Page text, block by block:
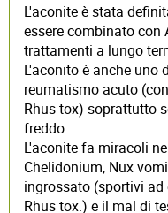
L'aconite è stata
essere combinato con
trattamenti a lungo
L'aconito è anche uno
reumatismo acuto
Rhus tox) soprattutto
freddo.
L'aconite fa miracoli
Chelidonium, Nux
ingrossato (sportivi ad
Rhus tox.) e il mal di